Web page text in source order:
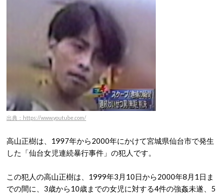
出典：https://www.youtube.com/
高山正樹は、1997年から2000年にかけて宮城県仙台市で発生
した「仙台女児連続暴行事件」の犯人です。
この犯人の高山正樹は、1999年3月10日から2000年8月1日ま
での間に、3歳から10歳までの女児に対する4件の強姦未遂、5